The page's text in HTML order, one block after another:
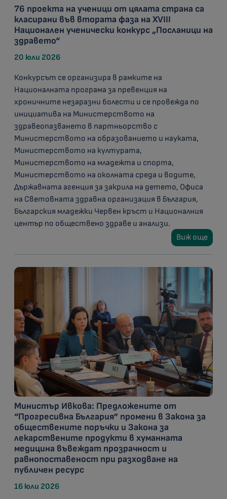
76 проекта на ученици от цялата страна са
класирани във втората фаза на XVIII
Национален ученически конкурс „Посланици на
здравето“
20 юли 2026
Конкурсът се организира в рамките на
Националната програма за превенция на
хроничните незаразни болести и се провежда по
инициатива на Министерството на
здравеопазването в партньорство с
Министерството на образованието и науката,
Министерството на културата,
Министерството на младежта и спорта,
Министерството на околната среда и водите,
Държавната агенция за закрила на детето, Офиса
на Световната здравна организация в България,
Българския младежки Червен кръст и Националния
център по обществено здраве и анализи.
Виж още
Министър Ивкова: Предложените от
“Прогресивна България” промени в Закона за
обществените поръчки и Закона за
лекарствените продукти в хуманната
медицина въвеждат прозрачност и
равнопоставеност при разходване на
публичен ресурс
16 юли 2026